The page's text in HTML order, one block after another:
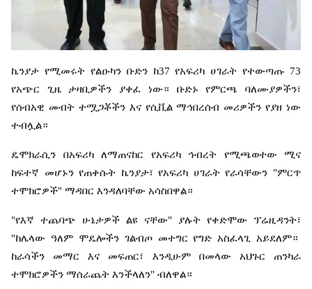
ኬንያታ የሚመሩት የልዑካን ቡድን ከ37የአፍሪካ ሀገራት የተውጣጡ 73
የአጭር
ጊዜ ታዛቢዎችን ያቀፈ ነው። ቡድኑ የምርጫ
ባለሙያዎችን፣
የሰብአዊ መብት ተሟጋቾችን እና የሲቪል ማኅበረሰብ መሪዎችን የያዘ ነው
ተብሏል።
ዴሞክራሲን በአፍሪካ ለማጠናከር የአፍሪካ ኅብረት የሚጫወተው
ሚና
ከፍተኛ መሆኑን የጠቀሱት ኬንያታ፣ የአፍሪካ ሀገራት የራሳቸውን "ምርጥ
ተሞክሮዎች" ማዳበር እንዳለባቸው አሳስበዋል።
"የእኛ ተጨባጭ ሁኔታዎች ልዩ ናቸው" ያሉት የቀድሞው
ፕሬዚዳንት፣
"ከሌላው ዓለም ሞዴሎችን ገልብጦ መተግር የግድ አስፈላጊ አይደለም።
ከራሳችን
መማር እና መፍጠር፣ እንዲሁም በመላው አህጉር
ጠንካራ
ተሞክሮዎችን ማሰራጨት እንችላለን" ብለዋል።